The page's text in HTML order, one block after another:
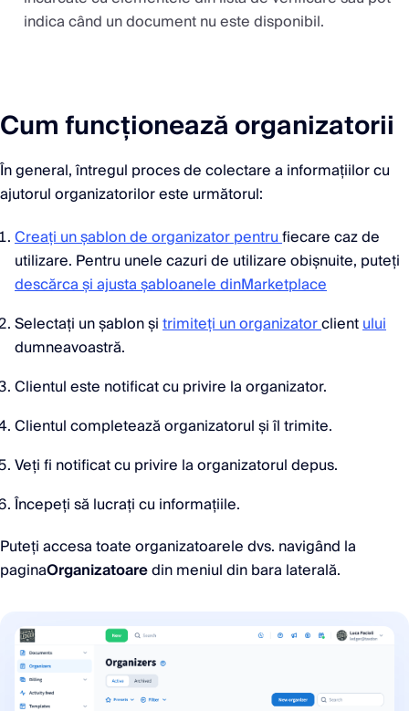
indica când un document nu este disponibil.
Cum funcționează organizatorii
În general, întregul proces de colectare a informațiilor cu
ajutorul organizatorilor este următorul:
Creați un șablon de organizator pentrufiecare caz de
utilizare. Pentru unele cazuri de utilizare obișnuite, puteți
descărca și ajusta șabloanele dinMarketplace
Selectați un șablon șitrimiteți un organizatorclientului
dumneavoastră.
Clientul este notificat cu privire la organizator.
Clientul completează organizatorul și îl trimite.
Veți fi notificat cu privire la organizatorul depus.
Începeți să lucrați cu informațiile.
Puteți accesa toate organizatoarele dvs. navigând la
paginaOrganizatoaredin meniul din bara laterală.